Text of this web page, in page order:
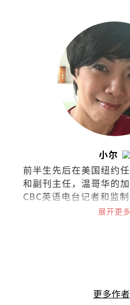
小尔
前半生先后在美国纽约
和副刊主任，温哥华的
CBC英语电台记者和监
及《世界日报》记者，
展开更多
更多作